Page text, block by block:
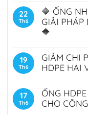
22
Th6
🔶 ỐNG
GIẢI PHÁP
🔶
19
Th6
GIẢM CHI
HDPE HAI
17
Th6
ỐNG
CHO